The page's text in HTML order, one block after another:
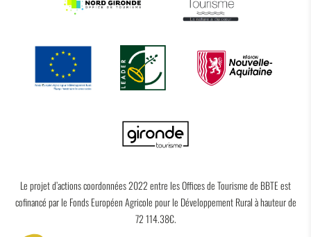
Le projet d’actions coordonnées 2022 entre les Offices de Tourisme de BBTE est
cofinancé par le Fonds Européen Agricole pour le Développement Rural à hauteur de
72 114.38€.